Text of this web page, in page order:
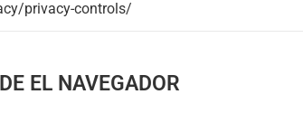
privacy-controls/
EL NAVEGADOR